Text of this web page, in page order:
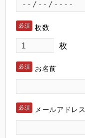
枚数
枚
お名前
メールアドレス